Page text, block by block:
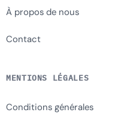
À propos de nous
Contact
MENTIONS LÉGALES
Conditions générales